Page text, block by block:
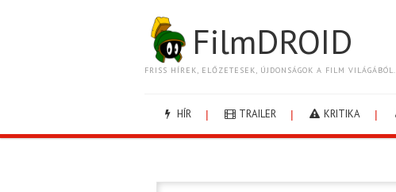
FilmDROID
FRISS HÍREK, ELŐZETESEK, ÚJDONSÁGOK A FILM VILÁGÁBÓL.
HÍR TRAILER KRITIKA